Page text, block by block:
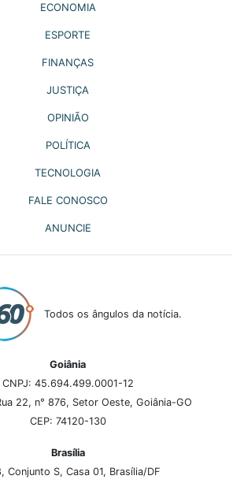
ECONOMIA
ESPORTE
FINANÇAS
JUSTIÇA
OPINIÃO
POLÍTICA
TECNOLOGIA
FALE CONOSCO
ANUNCIE
Todos os ângulos da notícia.
Goiânia
CNPJ: 45.694.499.0001-12
22, n° 876, Setor Oeste, Goiânia-GO
CEP: 74120-130
Brasília
Conjunto S, Casa 01, Brasília/DF